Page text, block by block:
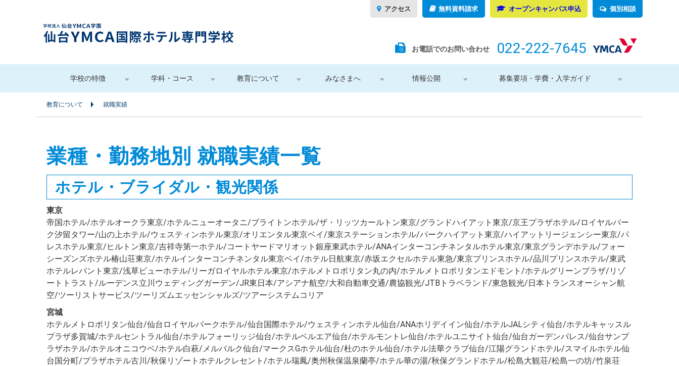
アクセス 無料資料請求 オープンキャンパス申込 個別相談
お電話でのお問い合わせ 022-222-7645
学校の特徴 学科・コース 教育について みなさまへ 情報公開 募集要項・学費・入学ガイド
教育について 就職実績
業種・勤務地別 就職実績一覧
ホテル・ブライダル・観光関係
東京
帝国ホテル/ホテルオークラ東京/ホテルニューオータニ/ブライトンホテル/ザ・リッツカールトン東京/グランドハイアット東京/京王プラザホテル/ロイヤルパー
ク汐留タワー/山の上ホテル/ウェスティンホテル東京/オリエンタル東京ベイ/東京ステーションホテル/パークハイアット東京/ハイアットリージェンシー東京/パ
レスホテル東京/ヒルトン東京/吉祥寺第一ホテル/コートヤードマリオット銀座東武ホテル/ANAインターコンチネンタルホテル東京/東京グランデホテル/フォー
シーズンズホテル椿山荘東京/ホテルインターコンチネンタル東京ベイ/ホテル日航東京/赤坂エクセルホテル東急/東京プリンスホテル/品川プリンスホテル/東武
ホテルレバント東京/浅草ビューホテル/リーガロイヤルホテル東京/ホテルメトロポリタン丸の内/ホテルメトロポリタンエドモント/ホテルグリーンプラザ/リゾ
ートトラスト/ルーデンス立川ウェディングガーデン/JR東日本/アシアナ航空/大和自動車交通/農協観光/JTBトラベランド/東急観光/日本トランスオーシャン航
空/ツーリストサービス/ツーリズムエッセンシャルズ/ツアーシステムコリア
宮城
ホテルメトロポリタン仙台/仙台ロイヤルパークホテル/仙台国際ホテル/ウェスティンホテル仙台/ANAホリデイイン仙台/ホテルJALシティ仙台/ホテルキャッスル
プラザ多賀城/ホテルセントラル仙台/ホテルフォーリッジ仙台/ホテルベルエア仙台/ホテルモントレ仙台/ホテルユニサイト仙台/仙台ガーデンパレス/仙台サンプ
ラザホテル/ホテルオニコウベ/ホテル白萩/メルパルク仙台/マークスGホテル仙台/杜のホテル仙台/ホテル法華クラブ仙台/江陽グランドホテル/スマイルホテル仙
台国分町/プラザホテル古川/秋保リゾートホテルクレセント/ホテル瑞鳳/奥州秋保温泉蘭亭/ホテル華の湯/秋保グランドホテル/松島大観荘/松島一の坊/竹泉荘